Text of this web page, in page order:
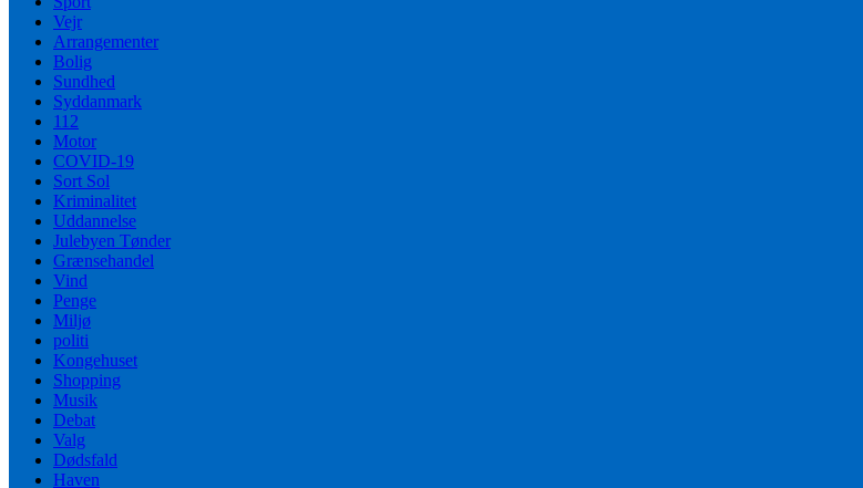
Vejr
Arrangementer
Bolig
Sundhed
Syddanmark
112
Motor
COVID-19
Sort Sol
Kriminalitet
Uddannelse
Julebyen Tønder
Grænsehandel
Vind
Penge
Miljø
politi
Kongehuset
Shopping
Musik
Debat
Valg
Dødsfald
Haven